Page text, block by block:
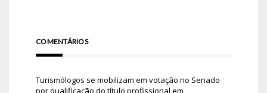
COMENTÁRIOS
Turismólogos se mobilizam em votação no Senado
por qualificação do título profissional em